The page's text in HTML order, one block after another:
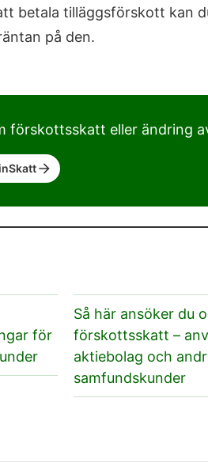
betala tilläggsförskott kan
på den.
förskottsskatt eller ändring
för
Så här ansöker du
förskottsskatt –
aktiebolag och
samfundskunder